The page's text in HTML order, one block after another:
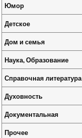
Юмор
Детское
Дом и семья
Наука, Образование
Справочная литература
Духовность
Документальная
Прочее